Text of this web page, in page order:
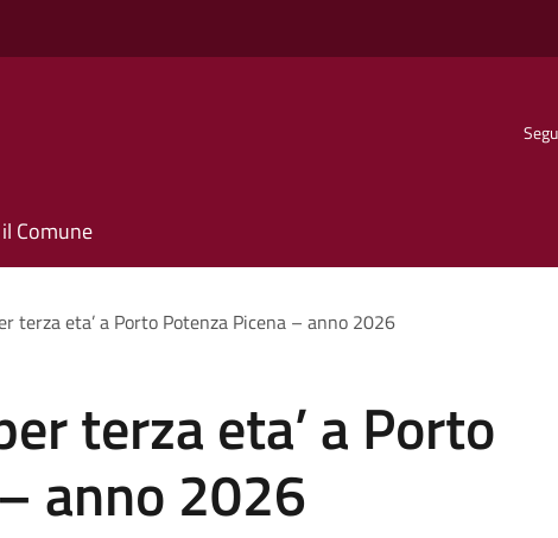
Comune
terza eta’ a Porto Potenza Picena – anno 2026
terza eta’ a Porto
anno 2026